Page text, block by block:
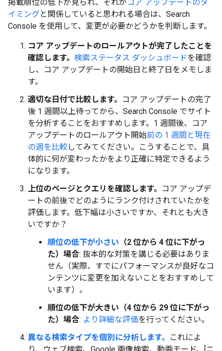
掲載順位の低下が見られ、それがコア アップデートのタ
イミングと関係していると思われる場合は、Search
Console を使用して、変更が必要かどうかを判断します。
コア アップデートのロールアウトが完了したことを
確認します。 検索ステータス ダッシュボードを確認
し、コア アップデートの開始日と終了日をメモしま
す。
適切な日付で比較します。
コア アップデートの完了
後 1 週間以上待ってから、Search Console でサイト
を分析することをおすすめします。1 週間後、コア
アップデートのロールアウト開始前の 1 週間と現在
の週を比較してみてください。こうすることで、具
体的に何が変わったかをより正確に特定できるよう
になります。
上位のページとクエリを確認します。
コア アップデ
ートの前後でどのようにランク付けされていたかを
評価します。低下幅は小さいですか、それとも大き
いですか？
順位の低下が小さい （2 位から 4 位に下がっ
た）場合: 抜本的な対策を講じる必要はありま
せん（実際、すでにパフォーマンスが良好なコ
ンテンツに変更を加えないことをおすすめして
います）。
順位の低下が大きい（4 位から 29 位に下がっ
た）場合: より詳細な評価を行ってください。
異なる検索タイプを個別に分析します。
これによ